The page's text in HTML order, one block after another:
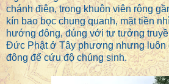
chánh điện, trong khuôn viên rộng
kín bao bọc chung quanh, mặt tiền
hướng đông, đúng với tư tưởng
Đức Phật ở Tây phương nhưng luôn
đông để cứu độ chúng sinh.